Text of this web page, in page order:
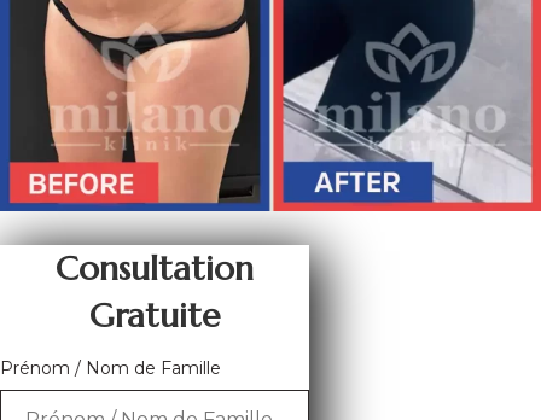
Consultation
Gratuite
Prénom / Nom de Famille